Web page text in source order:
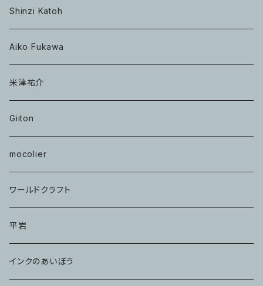
Shinzi Katoh
Aiko Fukawa
米津祐介
Giiton
mocolier
ワールドクラフト
平岩
インクのあいぼう